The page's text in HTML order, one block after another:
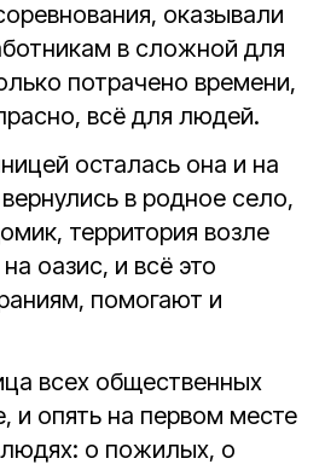
оказывали
в сложной для
потрачено времени,
всё для людей.
осталась она и на
в родное село,
территория возле
оазис, и всё это
помогают и
всех общественных
и опять на первом месте
о пожилых, о